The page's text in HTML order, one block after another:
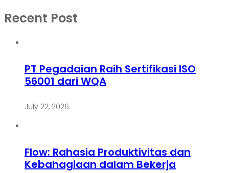
Recent Post
PT Pegadaian Raih Sertifikasi ISO
56001 dari WQA
July 22, 2026
Flow: Rahasia Produktivitas dan
Kebahagiaan dalam Bekerja